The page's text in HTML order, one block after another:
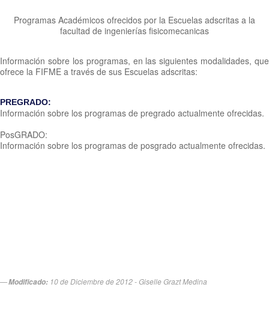
Programas Académicos ofrecidos por la Escuelas adscritas a la
facultad de ingenierías fisicomecanicas
Información sobre los programas, en las siguientes modalidades, que
ofrece la FIFME a través de sus Escuelas adscritas:
PREGRADO:
Información sobre los programas de pregrado actualmente ofrecidas.
PosGRADO:
Información sobre los programas de posgrado actualmente ofrecidas.
Modificado: 10 de Diciembre de 2012 - Giselle Grazt Medina